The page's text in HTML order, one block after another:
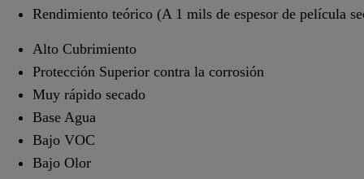
Rendimiento teórico (A 1 mils de espesor de película
Alto Cubrimiento
Protección Superior contra la corrosión
Muy rápido secado
Base Agua
Bajo VOC
Bajo Olor